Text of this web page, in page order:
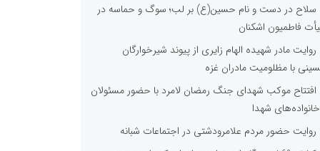
سلاح در دست و نام حسین(ع) بر لب؛ سوگ و حماسه در
فاطمیون اشکنان
روایت مادر شهیده الهام زایری از پیوند شیرخوارگان
با مظلومیت مادران غزه
افتتاح موکب شهدای جنگ رمضان لامرد با حضور مسئولان
شهدا
روایت حضور مردم علامرودشتی در اجتماعات شبانه